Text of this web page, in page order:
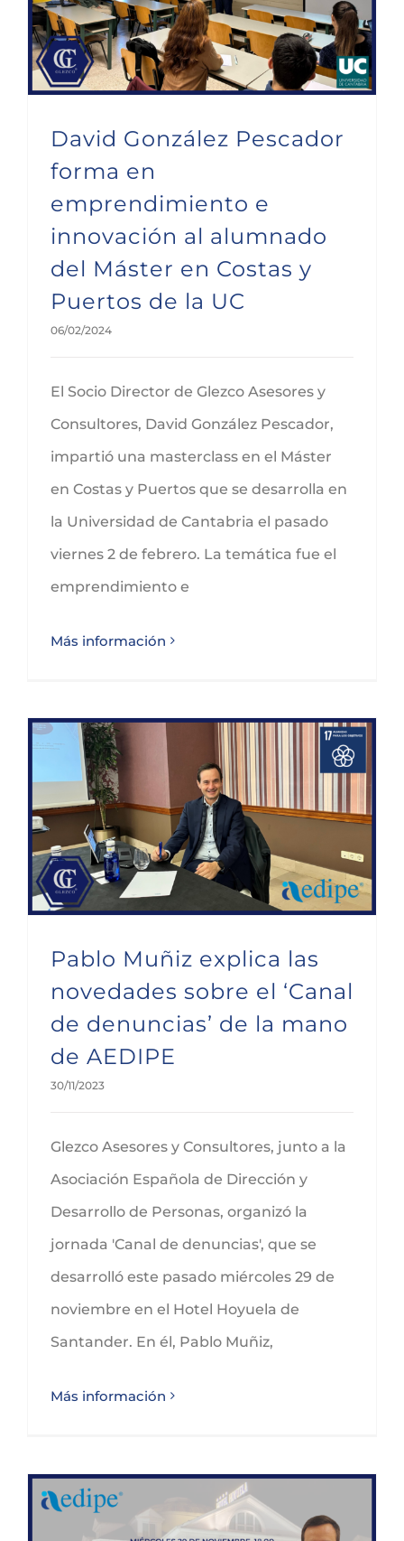
David González Pescador
forma en
emprendimiento e
innovación al alumnado
del Máster en Costas y
Puertos de la UC
06/02/2024
El Socio Director de Glezco Asesores y
Consultores, David González Pescador,
impartió una masterclass en el Máster
en Costas y Puertos que se desarrolla en
la Universidad de Cantabria el pasado
viernes 2 de febrero. La temática fue el
emprendimiento e
Más información
Pablo Muñiz explica las
novedades sobre el ‘Canal
de denuncias’ de la mano
de AEDIPE
30/11/2023
Glezco Asesores y Consultores, junto a la
Asociación Española de Dirección y
Desarrollo de Personas, organizó la
jornada 'Canal de denuncias', que se
desarrolló este pasado miércoles 29 de
noviembre en el Hotel Hoyuela de
Santander. En él, Pablo Muñiz,
Más información